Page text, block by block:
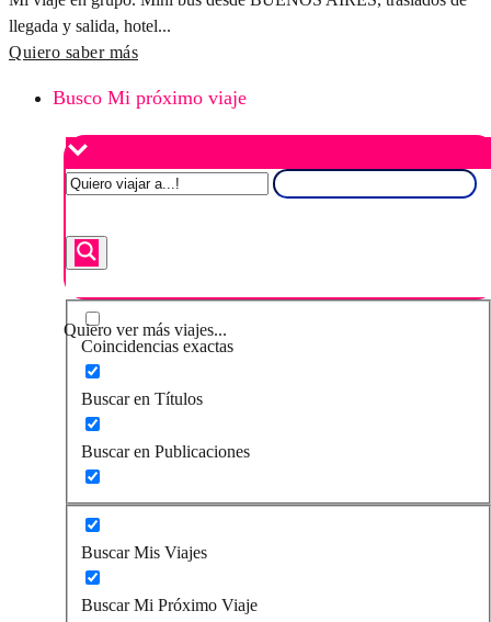
llegada y salida, hotel...
Quiero saber más
Busco Mi próximo viaje
Quiero ver más viajes...
Coincidencias exactas
Buscar en Títulos
Buscar en Publicaciones
Buscar Mis Viajes
Buscar Mi Próximo Viaje